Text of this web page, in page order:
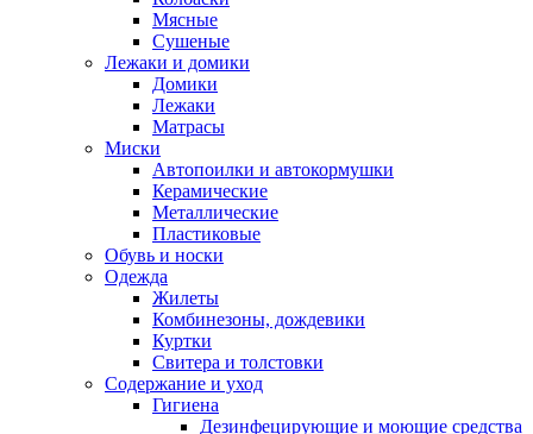
Мясные
Сушеные
Лежаки и домики
Домики
Лежаки
Матрасы
Миски
Автопоилки и автокормушки
Керамические
Металлические
Пластиковые
Обувь и носки
Одежда
Жилеты
Комбинезоны, дождевики
Куртки
Свитера и толстовки
Содержание и уход
Гигиена
Дезинфецирующие и моющие средства